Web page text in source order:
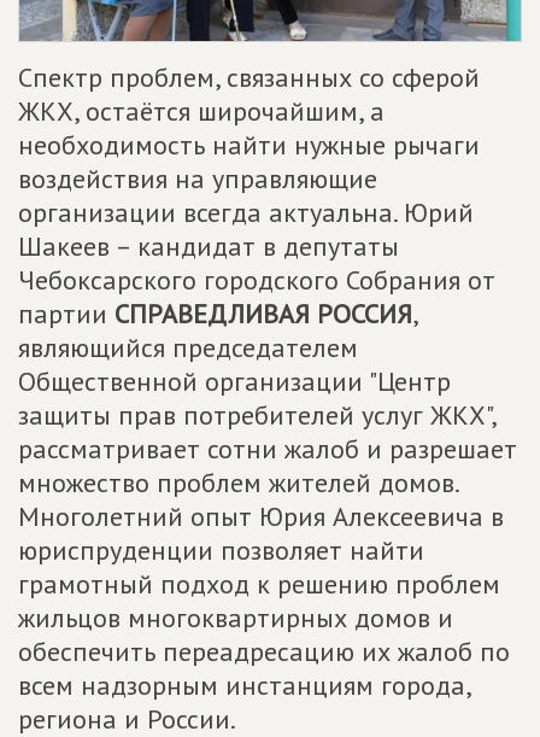
Спектр проблем, связанных со сферой
ЖКХ, остаётся широчайшим, а
необходимость найти нужные рычаги
воздействия на управляющие
организации всегда актуальна. Юрий
Шакеев – кандидат в депутаты
Чебоксарского городского Собрания от
партии СПРАВЕДЛИВАЯ РОССИЯ,
являющийся председателем
Общественной организации "Центр
защиты прав потребителей услуг ЖКХ",
рассматривает сотни жалоб и разрешает
множество проблем жителей домов.
Многолетний опыт Юрия Алексеевича в
юриспруденции позволяет найти
грамотный подход к решению проблем
жильцов многоквартирных домов и
обеспечить переадресацию их жалоб по
всем надзорным инстанциям города,
региона и России.